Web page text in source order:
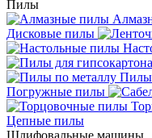
Пилы
Дисковые пилы
Пилы
Погружные пилы
Цепные пилы
Шлифовальные машины